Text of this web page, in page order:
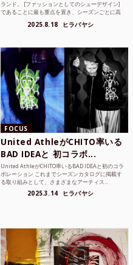
ランド。 [ファッションとしてのシューデザイン]
であることに最も重点を置き、シーズンごとに高
2025.8.18 ヒラバヤシ
FOCUS
United AthleがCHITO率いる
BAD IDEAと 初コラボ...
United AthleがCHITO率いるBAD IDEAと初のコラ
ボレーション これまでシーズンカタログに掲載す
る取り組みとして、さまざまなアーティス...
2025.3.14 ヒラバヤシ